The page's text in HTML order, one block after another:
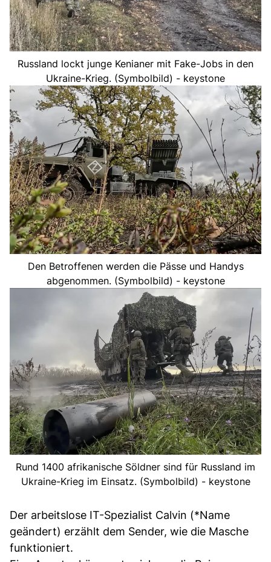
Russland lockt junge Kenianer mit Fake-Jobs in den
Ukraine-Krieg. (Symbolbild) - keystone
Den Betroffenen werden die Pässe und Handys
abgenommen. (Symbolbild) - keystone
Rund 1400 afrikanische Söldner sind für Russland im
Ukraine-Krieg im Einsatz. (Symbolbild) - keystone
Der arbeitslose IT-Spezialist Calvin (*Name
geändert) erzählt dem Sender, wie die Masche
funktioniert.